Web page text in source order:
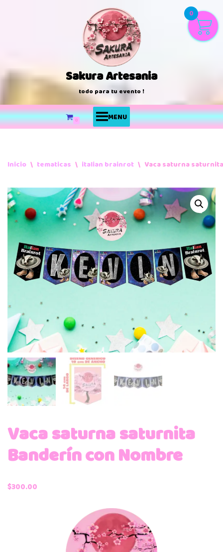
Sakura Artesania
todo para tu evento !
0 MENU
Inicio \ tematicas \ italian brainrot \ Vaca saturna
Vaca saturna saturnita
Banderín con Nombre
$300.00
0